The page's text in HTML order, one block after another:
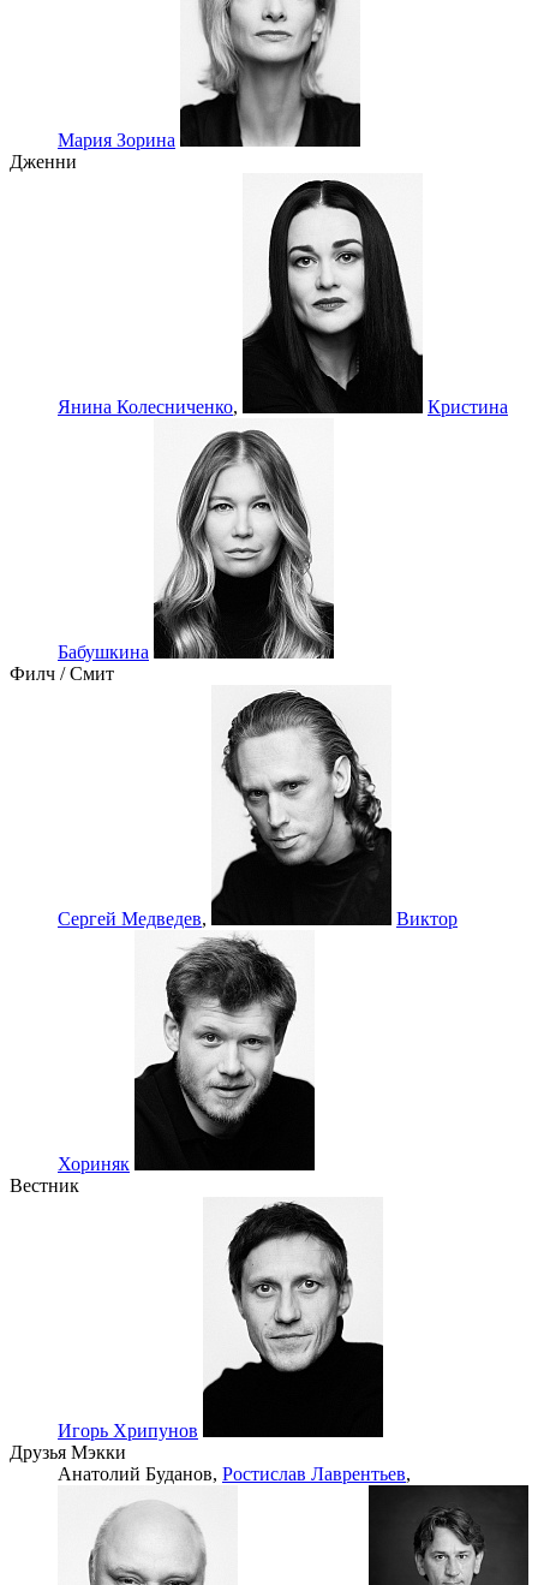
Мария Зорина
Дженни
Янина Колесниченко, Кристина
Бабушкина
Филч / Смит
Сергей Медведев, Виктор
Хориняк
Вестник
Игорь Хрипунов
Друзья Мэкки
Анатолий Буданов, Ростислав Лаврентьев,